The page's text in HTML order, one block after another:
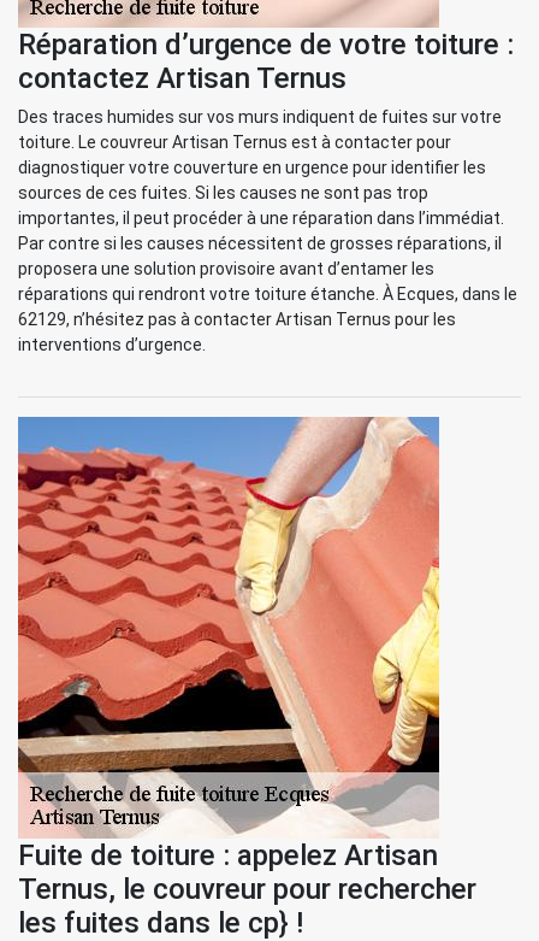
Réparation d’urgence de votre toiture :
contactez Artisan Ternus
Des traces humides sur vos murs indiquent de fuites sur votre
toiture. Le couvreur Artisan Ternus est à contacter pour
diagnostiquer votre couverture en urgence pour identifier les
sources de ces fuites. Si les causes ne sont pas trop
importantes, il peut procéder à une réparation dans l’immédiat.
Par contre si les causes nécessitent de grosses réparations, il
proposera une solution provisoire avant d’entamer les
réparations qui rendront votre toiture étanche. À Ecques, dans le
62129, n’hésitez pas à contacter Artisan Ternus pour les
interventions d’urgence.
Fuite de toiture : appelez Artisan
Ternus, le couvreur pour rechercher
les fuites dans le cp} !